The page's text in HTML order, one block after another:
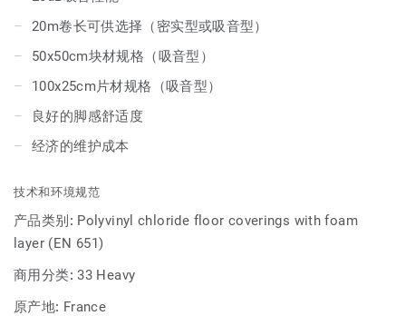
耐磨层。
凭借其高密度泡沫背衬，Tapiflex Essential 50 提供行业领先
的声学性能（20dB 声音减弱）和良好的脚下舒适度。其表面
经过我们注册商标的 Top Clean XP 涂层处理，确保极高的耐
用性和经济高效的维护。
20m卷长可供选择（密实型或吸音型）
50x50cm块材规格（吸音型）
100x25cm片材规格（吸音型）
良好的脚感舒适度
经济的维护成本
技术和环境规范
产品类别: Polyvinyl chloride floor coverings with foam
layer (EN 651)
商用分类:33 Heavy
原产地: France